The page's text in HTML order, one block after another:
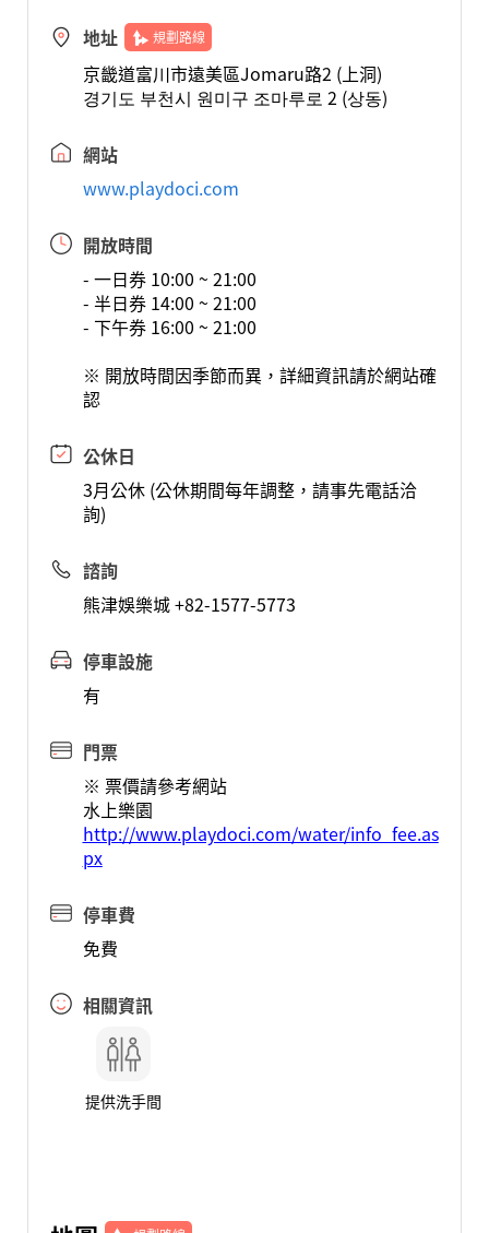
地址 規劃路線
京畿道富川市遠美區Jomaru路2 (上洞)
경기도 부천시 원미구 조마루로 2 (상동)
網站
www.playdoci.com
開放時間
- 一日券 10:00 ~ 21:00
- 半日券 14:00 ~ 21:00
- 下午券 16:00 ~ 21:00
※ 開放時間因季節而異，詳細資訊請於網站確
認
公休日
3月公休 (公休期間每年調整，請事先電話洽
詢)
諮詢
熊津娛樂城 +82-1577-5773
停車設施
有
門票
※ 票價請參考網站
水上樂園
http://www.playdoci.com/water/info_fee.as
px
停車費
免費
相關資訊
提供洗手間